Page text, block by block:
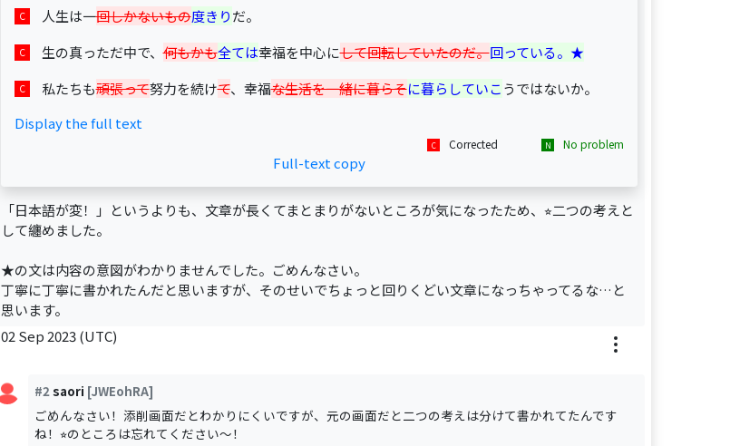
人生は一回しかないもの度きりだ。
生の真っただ中で、何もかも全ては幸福を中心にして回転していたのだ。回っている。★
私たちも頑張って努力を続けて、幸福な生活を一緒に暮らそに暮らしていこうではないか。
Display the full text
Corrected No problem
Full-text copy
「日本語が変！」というよりも、文章が長くてまとまりがないところが気になったため、⭐︎二つの考えと
して纏めました。
★の文は内容の意図がわかりませんでした。ごめんなさい。
丁寧に丁寧に書かれたんだと思いますが、そのせいでちょっと回りくどい文章になっちゃってるな…と
思います。
02 Sep 2023 (UTC)
#2saori [JWEohRA]
ごめんなさい！添削画面だとわかりにくいですが、元の画面だと二つの考えは分けて書かれてたんです
ね！⭐︎のところは忘れてください〜！